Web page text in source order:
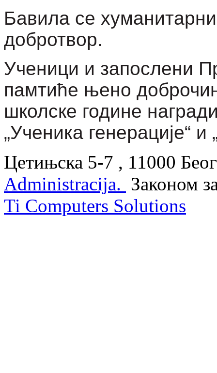
Бавила се
добротвор.
Ученици и запослени
памтиће њено
школске године
„Ученика генерације“
Цетињска 5-7 , 11000
Administracija. Законом
Ti Computers Solutions